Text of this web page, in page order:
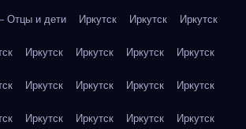
Отцы и дети Иркутск Иркутск Иркутск
Иркутск Иркутск Иркутск Иркутск
Иркутск Иркутск Иркутск Иркутск
Иркутск Иркутск Иркутск Иркутск